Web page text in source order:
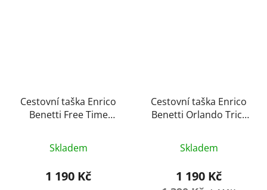
Cestovní taška Enrico
Benetti Free Time
hodnocení
produktu
Skladem
1 190 Kč
Cestovní taška Enrico
Benetti Orlando Trick
hodnocení
produktu
je
Skladem
1 190 Kč